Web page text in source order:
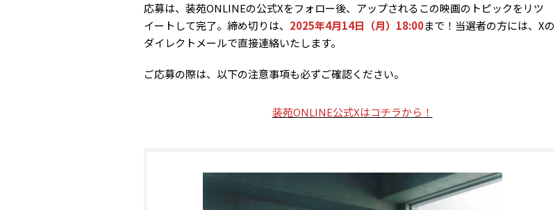
応募は、装苑ONLINEの公式Xをフォロー後、アップされるこの映画のトピックをリツ
イートして完了。締め切りは、 2025年4月14日（月）18:00まで！当選者の方には、Xの
ダイレクトメールで直接連絡いたします。
ご応募の際は、以下の注意事項も必ずご確認ください。
装苑ONLINE公式Xはコチラから！